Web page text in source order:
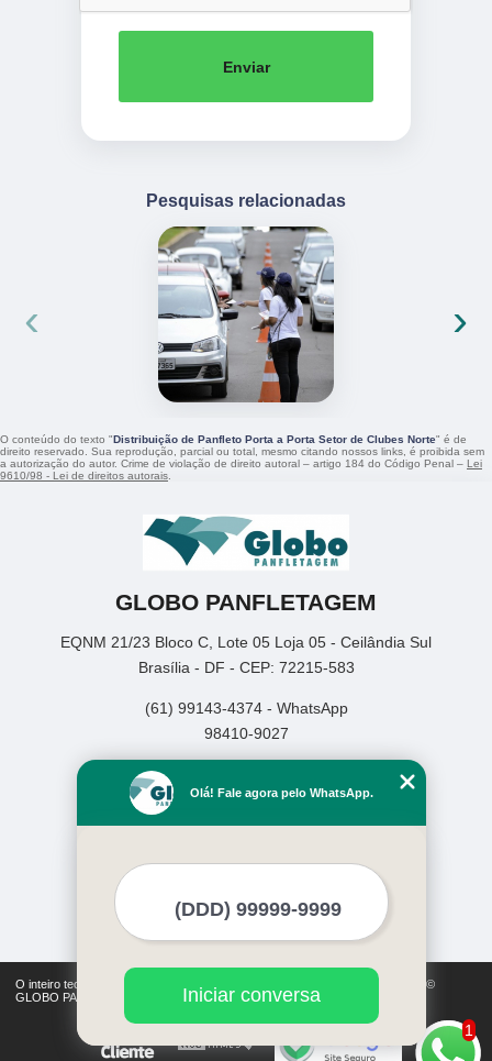
Enviar
Pesquisas relacionadas
‹ ›
O conteúdo do texto "Distribuição de Panfleto Porta a Porta Setor de Clubes Norte" é de
direito reservado. Sua reprodução, parcial ou total, mesmo citando nossos links, é proibida sem
a autorização do autor. Crime de violação de direito autoral – artigo 184 do Código Penal – Lei
9610/98 - Lei de direitos autorais
GLOBO PANFLETAGEM
EQNM 21/23 Bloco C, Lote 05 Loja 05 - Ceilândia Sul
Brasília - DF - CEP: 72215-583
(61) 99143-4374 - WhatsApp
98410-9027
Empresa
Missão
Mapa do site
O inteiro teor deste site está sujeito à proteção de direitos autorais. Copyright©
GLOBO PANFLETAGEM (Lei 9610 de 19/02/1998)
1
Olá! Fale agora pelo WhatsApp.
Iniciar conversa